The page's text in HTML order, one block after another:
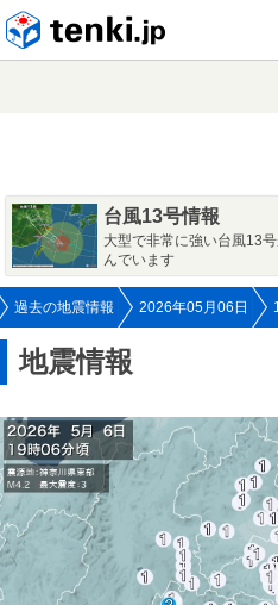
台風13号情報
大型で非常に強い台風13
んでいます
過去の地震情報 2026年05月06日
地震情報